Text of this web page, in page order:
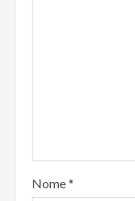
Nome*